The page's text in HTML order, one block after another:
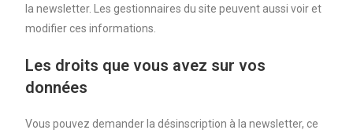
la newsletter. Les gestionnaires du site peuvent aussi voir et
modifier ces informations.
Les droits que vous avez sur vos
données
Vous pouvez demander la désinscription à la newsletter, ce